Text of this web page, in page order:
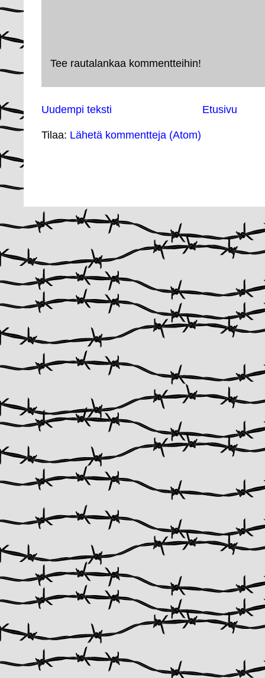
Tee rautalankaa kommentteihin!
Uudempi teksti Etusivu
Tilaa: Lähetä kommentteja (Atom)